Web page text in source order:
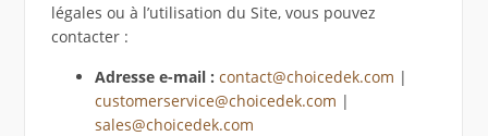
légales ou à l’utilisation du Site, vous pouvez
contacter :
Adresse e-mail : contact@choicedek.com |
customerservice@choicedek.com |
sales@choicedek.com